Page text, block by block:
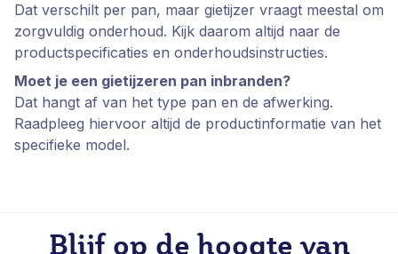
Dat verschilt per pan, maar gietijzer vraagt meestal om
zorgvuldig onderhoud. Kijk daarom altijd naar de
productspecificaties en onderhoudsinstructies.
Moet je een gietijzeren pan inbranden?
Dat hangt af van het type pan en de afwerking.
Raadpleeg hiervoor altijd de productinformatie van het
specifieke model.
Blijf op de hoogte van